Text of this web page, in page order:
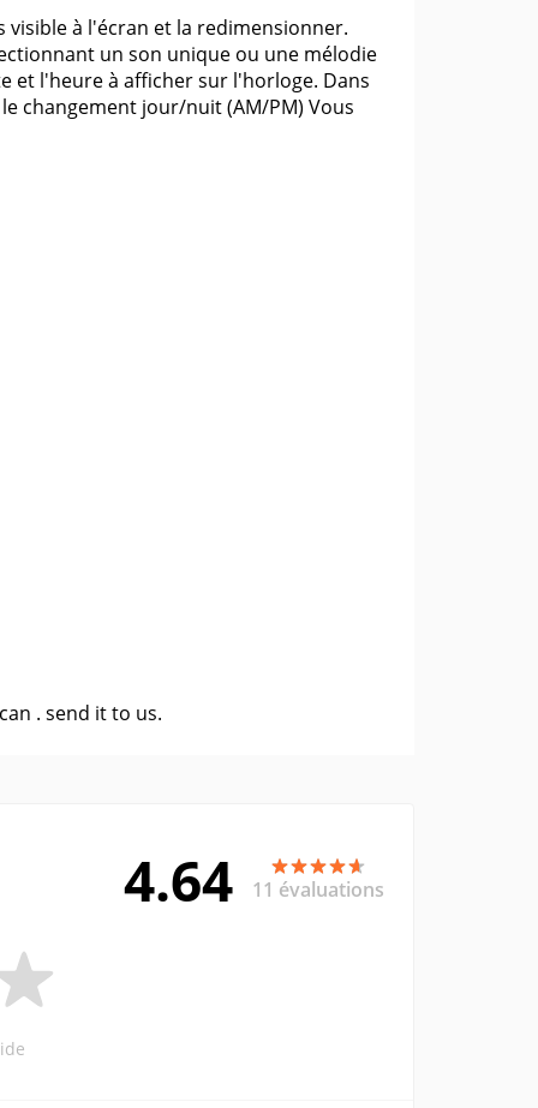
à l'écran et la redimensionner.
un son unique ou une mélodie
et l'heure à afficher sur l'horloge. Dans
changement jour/nuit (AM/PM) Vous
. send it to us.
4.64 11 évaluations